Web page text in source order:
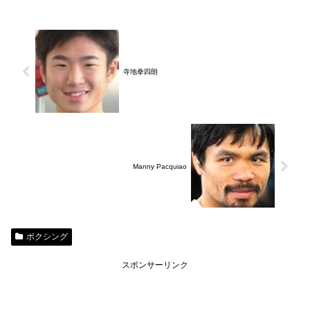
寺地拳四朗
Manny Pacquiao
ボクシング
スポンサーリンク